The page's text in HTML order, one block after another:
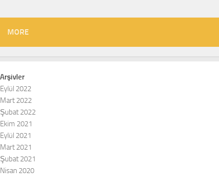
MORE
Arşivler
Eylül 2022
Mart 2022
Şubat 2022
Ekim 2021
Eylül 2021
Mart 2021
Şubat 2021
Nisan 2020